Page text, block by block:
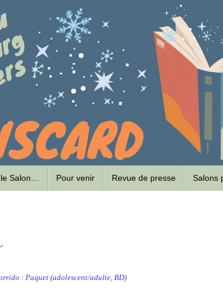
Salon… Pour venir Revue de presse Salons
: Paquet (adolescent/adulte, BD)